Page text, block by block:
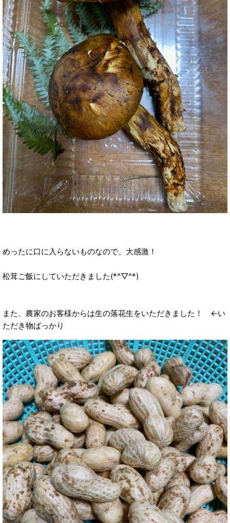
めったに口に入らないものなので、大感激！
松茸ご飯にしていただきました(*^▽^*)
また、農家のお客様からは生の落花生をいただきました！ ←い
ただき物ばっかり